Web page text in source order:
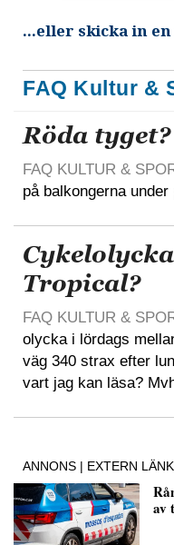
...eller skicka in
FAQ Kultur &
Röda tyget?
FAQ KULTUR &
på balkongerna under
Tropical?
FAQ KULTUR &
olycka i lördags
väg 340 strax efter
vart jag kan läsa?